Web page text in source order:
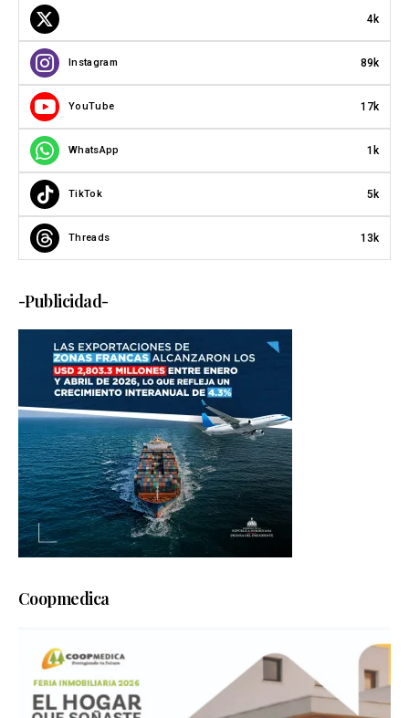
4k
Instagram 89k
YouTube 17k
WhatsApp 1k
TikTok 5k
Threads 13k
-Publicidad-
Coopmedica